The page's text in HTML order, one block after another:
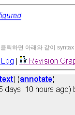
릭하면 아래와 같이